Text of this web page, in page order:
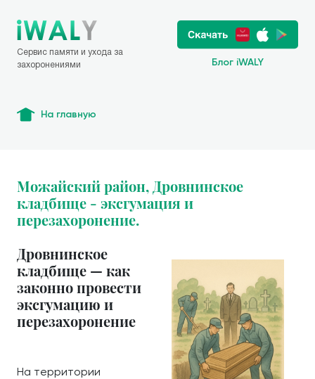
Сервис памяти и ухода за
захоронениями
Блог iWALY
На главную
Можайский район, Дровнинское
кладбище - эксгумация и
перезахоронение.
Дровнинское
кладбище — как
законно провести
эксгумацию и
перезахоронение
На территории